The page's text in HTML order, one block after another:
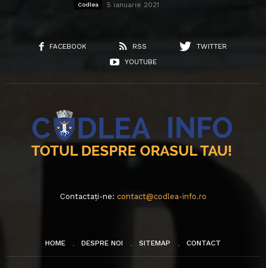
Codlea 5 ianuarie 2021
FACEBOOK RSS
TWITTER
YOUTUBE
Contactați-ne: contact@codlea-info.ro
HOME DESPRE NOI SITEMAP CONTACT